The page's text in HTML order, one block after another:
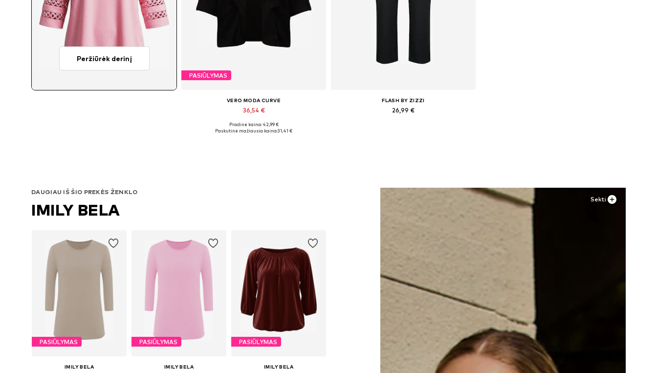
Peržiūrėk derinį
PASIŪLYMAS
VERO MODA CURVE
36,54 €
Galimi dydžiai: 48
Pradinė kaina: 42,99 €
Paskutinė mažiausia kaina:31,41 €
FLASH BY ZIZZI
26,99 €
Sekti
DAUGIAU IŠ ŠIO PREKĖS ŽENKLO
IMILY BELA
PASIŪLYMAS
IMILY BELA
PASIŪLYMAS
IMILY BELA
PASIŪLYMAS
IMILY BELA